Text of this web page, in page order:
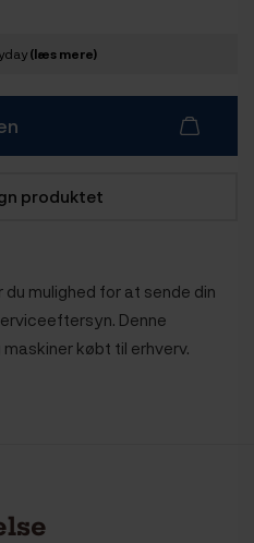
(læs mere)
produktet
mulighed for at sende din
Denne
købt til erhverv.